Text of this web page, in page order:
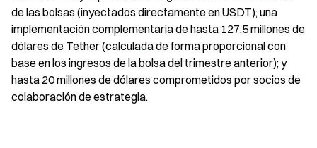
de las bolsas (inyectados directamente en USDT); una
implementación complementaria de hasta 127,5 millones de
dólares de Tether (calculada de forma proporcional con
base en los ingresos de la bolsa del trimestre anterior); y
hasta 20 millones de dólares comprometidos por socios de
colaboración de estrategia.